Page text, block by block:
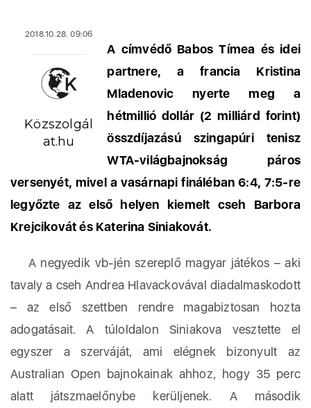
2018.10.28. 09:06
Közszolgál
at.hu
A címvédő Babos Tímea és idei
partnere, a francia Kristina
Mladenovic nyerte meg a
hétmillió dollár (2 milliárd forint)
összdíjazású szingapúri tenisz
WTA-világbajnokság páros
versenyét, mivel a vasárnapi fináléban 6:4, 7:5-re
legyőzte az első helyen kiemelt cseh Barbora
Krejcikovát és Katerina Siniakovát.
A negyedik vb-jén szereplő magyar játékos – aki
tavaly a cseh Andrea Hlavackovával diadalmaskodott
– az első szettben rendre magabiztosan hozta
adogatásait. A túloldalon Siniakova vesztette el
egyszer a szerváját, ami elégnek bizonyult az
Australian Open bajnokainak ahhoz, hogy 35 perc
alatt játszmaelőnybe kerüljenek. A második